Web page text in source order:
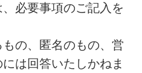
必要事項のご記入を
の、匿名のもの、営
は回答いたしかねま